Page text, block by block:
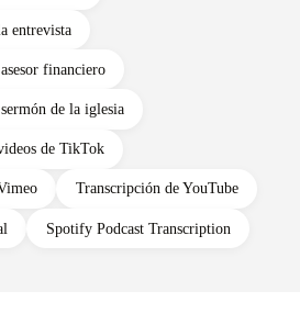
entrevista
financiero
de la iglesia
de TikTok
Transcripción de YouTube
Spotify Podcast Transcription